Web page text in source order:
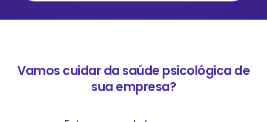
Vamos cuidar da saúde psicológica de
sua empresa?